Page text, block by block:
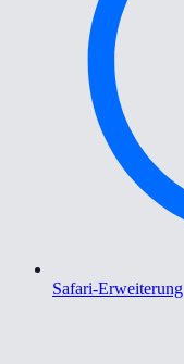
Safari-Erweiterung